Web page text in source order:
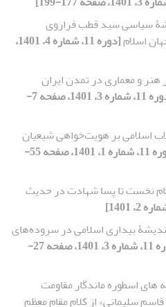
سیاسی سید قطب فراروی
اسلام
[دوره 11، شماره 4، 1401،
هنر و معماری در تمدن ایران
[دوره 11، شماره 3، 1401، صفحه 7-
اسلامی بر هویت‌خواهی شیعیان
[دوره 11، شماره 1، 1401، صفحه 55-
نخست تا پسا شهادت در حدیث
بیداری اسلامی در سروده‌های
[دوره 11، شماره 3، 1401، صفحه 27-
های اسطوره ماندگار مقاومت
سلیمانی» از کلام مقام معظم